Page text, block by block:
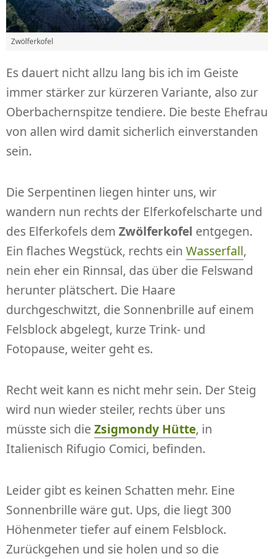
Zwölferkofel
Es dauert nicht allzu lang bis ich im Geiste
immer stärker zur kürzeren Variante, also zur
Oberbachernspitze tendiere. Die beste Ehefrau
von allen wird damit sicherlich einverstanden
sein.
Die Serpentinen liegen hinter uns, wir
wandern nun rechts der Elferkofelscharte und
des Elferkofels dem Zwölferkofel entgegen.
Ein flaches Wegstück, rechts ein Wasserfall,
nein eher ein Rinnsal, das über die Felswand
herunter plätschert. Die Haare
durchgeschwitzt, die Sonnenbrille auf einem
Felsblock abgelegt, kurze Trink- und
Fotopause, weiter geht es.
Recht weit kann es nicht mehr sein. Der Steig
wird nun wieder steiler, rechts über uns
müsste sich die Zsigmondy Hütte, in
Italienisch Rifugio Comici, befinden.
Leider gibt es keinen Schatten mehr. Eine
Sonnenbrille wäre gut. Ups, die liegt 300
Höhenmeter tiefer auf einem Felsblock.
Zurückgehen und sie holen und so die